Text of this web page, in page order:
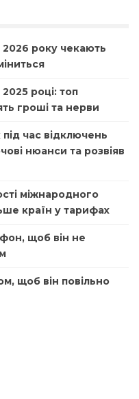
2026 року чекають
році: топ
гроші та нерви
час відключень
нюанси та розвіяв
міжнародного
країн у тарифах
щоб він не
щоб він повільно